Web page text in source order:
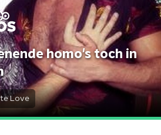
homo's toch in
Love